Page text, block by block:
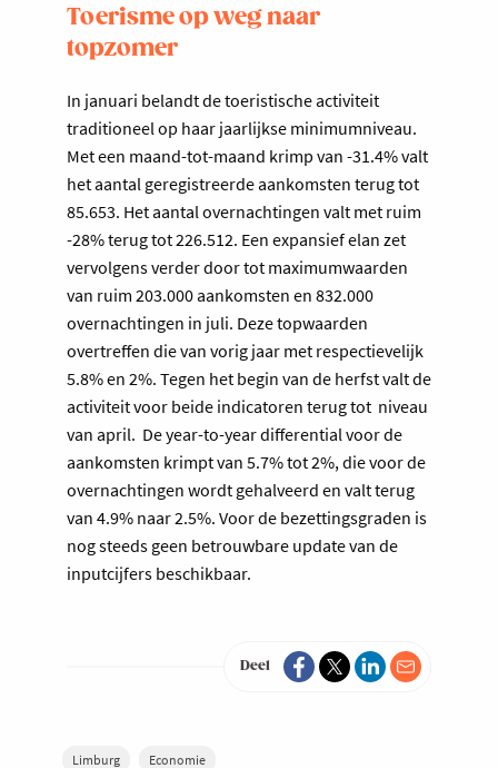
Toerisme op weg naar
topzomer
In januari belandt de toeristische activiteit
traditioneel op haar jaarlijkse minimumniveau.
Met een maand-tot-maand krimp van -31.4% valt
het aantal geregistreerde aankomsten terug tot
85.653. Het aantal overnachtingen valt met ruim
-28% terug tot 226.512. Een expansief elan zet ​
vervolgens verder door tot maximumwaarden
van ruim 203.000 aankomsten en 832.000
overnachtingen in juli. Deze topwaarden
overtreffen die van vorig jaar met respectievelijk
5.8% en 2%. Tegen het begin van de herfst valt de
activiteit voor beide indicatoren terug tot ​ niveau
van april. ​ De year-to-year differential voor de
aankomsten krimpt van 5.7% tot 2%, die voor de
overnachtingen wordt gehalveerd en valt terug
van 4.9% naar 2.5%. Voor de bezettingsgraden is
nog steeds geen betrouwbare update van de
inputcijfers beschikbaar.
Deel
Limburg Economie